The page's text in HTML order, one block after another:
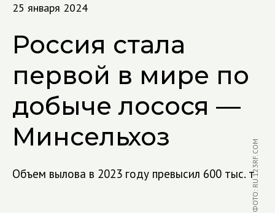
25 января 2024
Россия стала
первой в мире по
добыче лосося —
Минсельхоз
Объем вылова в 2023 году превысил 600 тыс. тФОТО: RU.123RF.COM